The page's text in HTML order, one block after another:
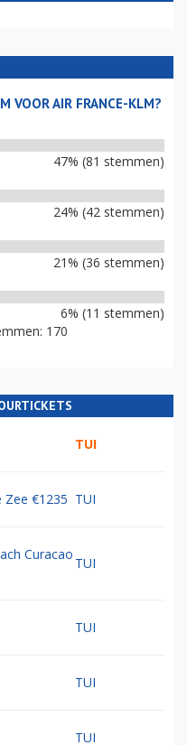
VOOR AIR FRANCE-KLM?
47% (81 stemmen)
24% (42 stemmen)
21% (36 stemmen)
6% (11 stemmen)
170
TUI
Zee €1235 TUI
Curacao
TUI
TUI
TUI
TUI